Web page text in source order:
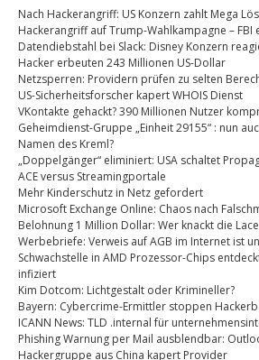
Nach Hackerangriff: US Konzern zahlt Mega
Hackerangriff auf Trump-Wahlkampagne – FBI
Datendiebstahl bei Slack: Disney Konzern
Hacker erbeuten 243 Millionen US-Dollar
Netzsperren: Providern prüfen zu selten
US-Sicherheitsforscher kapert WHOIS Dienst
VKontakte gehackt? 390 Millionen Nutzer
Geheimdienst-Gruppe „Einheit 29155“ : nun
Namen des Kreml?
„Doppelgänger“ eliminiert: USA schaltet
ACE versus Streamingportale
Mehr Kinderschutz in Netz gefordert
Microsoft Exchange Online: Chaos nach
Belohnung 1 Million Dollar: Wer knackt die
Werbebriefe: Verweis auf AGB im Internet ist
Schwachstelle in AMD Prozessor-Chips
infiziert
Kim Dotcom: Lichtgestalt oder Krimineller?
Bayern: Cybercrime-Ermittler stoppen
ICANN News: TLD .internal für
Phishing Warnung per Mail ausblendbar:
Hackergruppe aus China kapert Provider